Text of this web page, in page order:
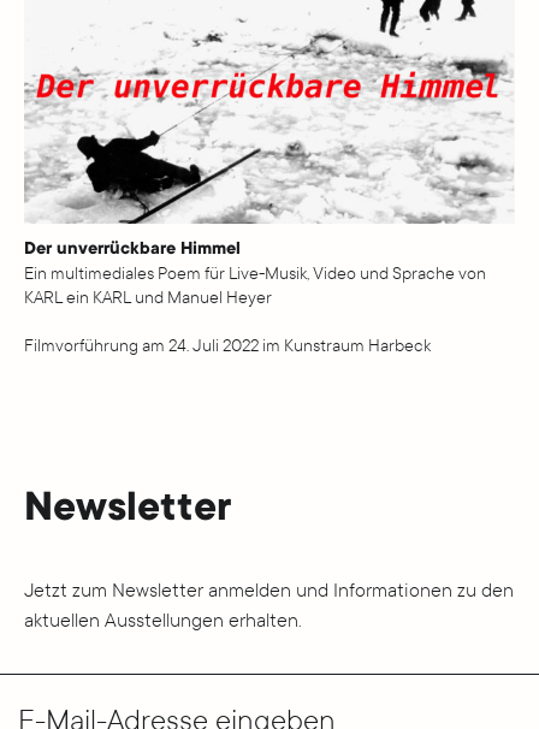
Der unverrückbare Himmel
Ein multimediales Poem für Live-Musik, Video und Sprache von
KARL ein KARL und Manuel Heyer
Filmvorführung am 24. Juli 2022 im Kunstraum Harbeck
Newsletter
Jetzt zum Newsletter anmelden und Informationen zu den
aktuellen Ausstellungen erhalten.
E-Mail-Adresse eingeben